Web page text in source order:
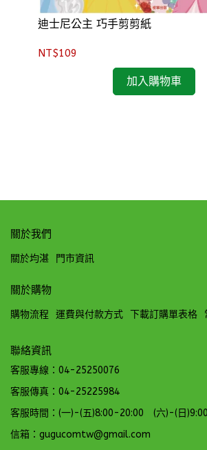
迪士尼公主 巧手剪剪紙
NT$109
加入購物車
關於我們
關於均湛 門市資訊
關於購物
購物流程 運費與付款方式 下載訂購單表格
聯絡資訊
客服專線：04-25250076
客服傳真：04-25225984
客服時間：(一)-(五)8:00-20:00 (六)-(日
信箱：gugucomtw@gmail.com